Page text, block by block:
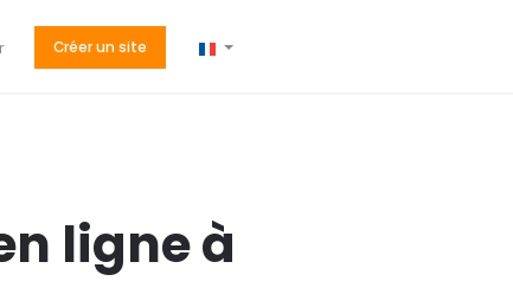
Créer un site
ligne à